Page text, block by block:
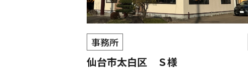
事務所
仙台市太白区 Ｓ様